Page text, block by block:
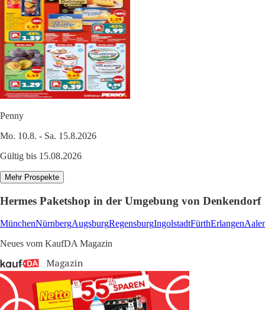
Penny
Mo. 10.8. - Sa. 15.8.2026
Gültig bis 15.08.2026
Mehr Prospekte
Hermes Paketshop in der Umgebung von Denkendorf
MünchenNürnbergAugsburgRegensburgIngolstadtFürthErlangen
Neues vom KaufDA Magazin